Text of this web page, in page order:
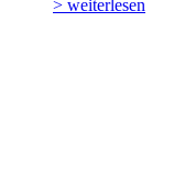
> weiterlesen